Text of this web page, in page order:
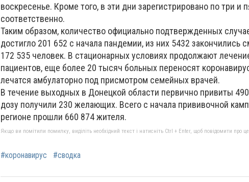
воскресенье. Кроме того, в эти дни зарегистрировано по три и
соответственно.
Таким образом, количество официально подтвержденных
достигло 201 652 с начала пандемии, из них 5432 закончились
172 535 человек. В стационарных условиях продолжают
пациентов, еще более 20 тысяч больных переносят
лечатся амбулаторно под присмотром семейных врачей.
В течение выходных в Донецкой области первично привиты
дозу получили 230 желающих. Всего с начала прививочной
регионе прошли 660 874 жителя.
Якщо ви помітили помилку, виділіть необхідний текст і натисніть Ctrl + Enter, щоб повідомити про
#коронавирус #сводка